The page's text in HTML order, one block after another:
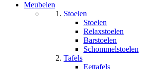
Meubelen
Stoelen
Stoelen
Relaxstoelen
Barstoelen
Schommelstoelen
Tafels
Eettafels